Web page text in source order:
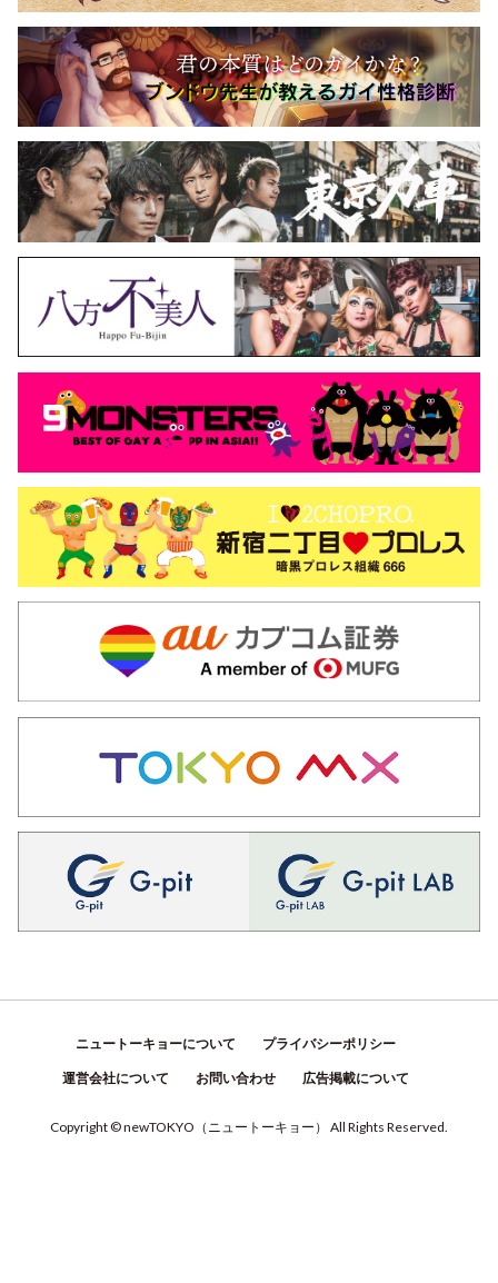
ニュートーキョーについて プライバシーポリシー
運営会社について お問い合わせ 広告掲載について
Copyright © newTOKYO （ ニュートーキョー ） All Rights Reserved.